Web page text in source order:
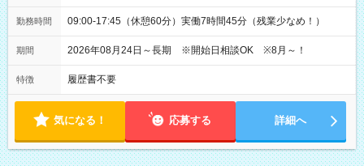
勤務時間 09:00-17:45（休憩60分）実働7時間45分（残業少なめ！）
期間 2026年08月24日～長期 ※開始日相談OK ※8月～！
特徴 履歴書不要
気になる！ 応募する 詳細へ